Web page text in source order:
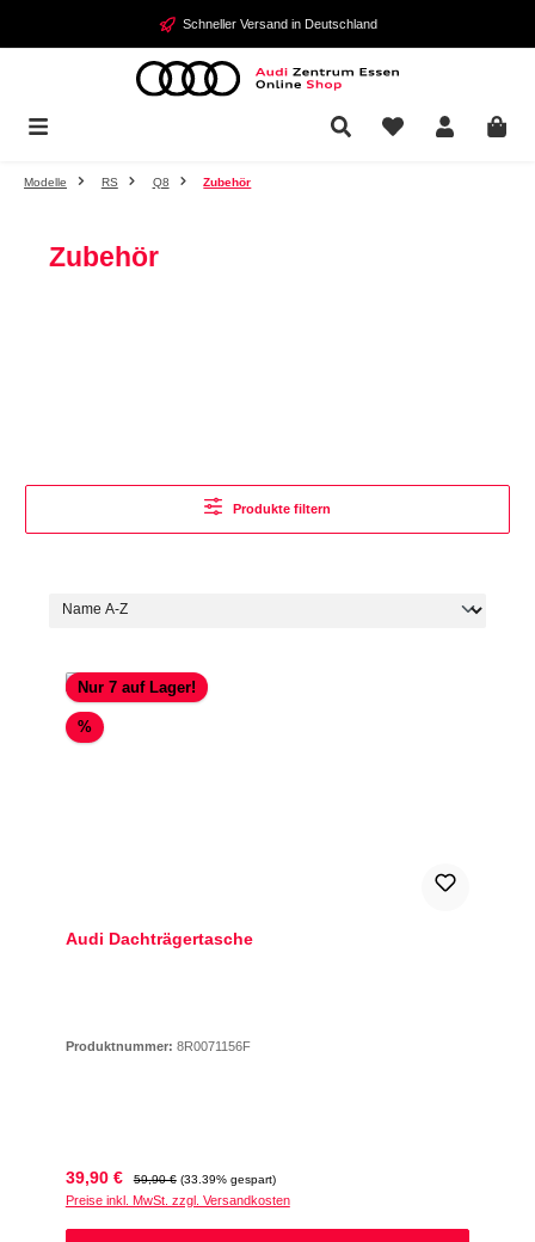
Zum Hauptinhalt springen Schneller Versand in Deutschland
Modelle RS Q8 Zubehör
Zubehör
Produkte filtern
Nur 7 auf Lager!
%Rabatt
Audi Dachträgertasche
Produktnummer: 8R0071156F
Verkaufspreis:
39,90 € Regulärer Preis:
59,90 € (33.39% gespart)
Preise inkl. MwSt. zzgl. Versandkosten